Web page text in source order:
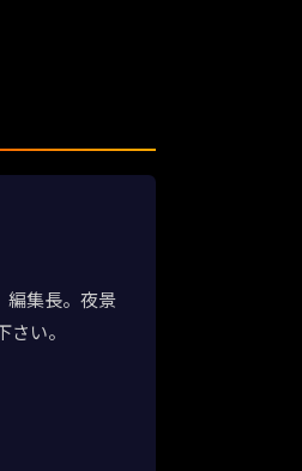
編集長。夜景
い。